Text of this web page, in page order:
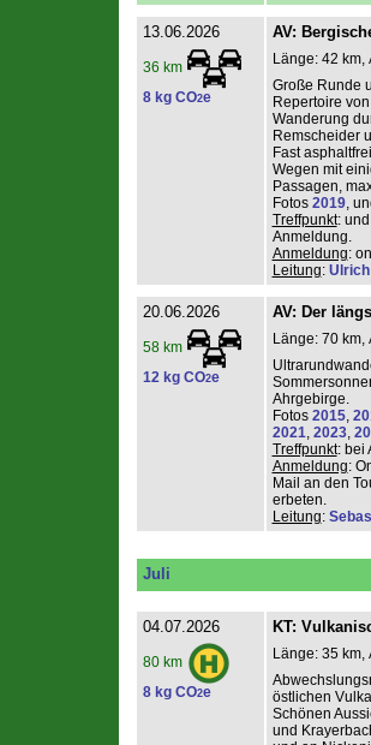
13.06.2026
36 km
8 kg CO2e
AV:
Länge: 42 km,
Große Runde
Repertoire
Wanderung
Remscheider
Fast
Wegen mit
Passagen,
Fotos 2019,
Treffpunkt:
Anmeldung.
Anmeldung:
Leitung:
20.06.2026
58 km
12 kg CO2e
AV: Der
Länge: 70 km,
Ahrgebirge.
Fotos 2015,
2021, 2023,
Treffpunkt: bei
Anmeldung:
Mail an den
erbeten.
Leitung:
Juli
04.07.2026
80 km
8 kg CO2e
KT:
Länge: 35 km,
östlichen
Schönen
und